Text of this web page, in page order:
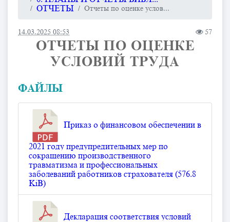
ОТЧЕТЫ
Отчеты по оценке услов...
14.03.2025 08:53 57
ОТЧЕТЫ ПО ОЦЕНКЕ
УСЛОВИЙ ТРУДА
ФАЙЛЫ
Приказ о финансовом обеспечении в
2021 году предупредительных мер по
сокращению производственного
травматизма и профессиональных
заболеваний работников страхователя (576.8
KiB)
Декларация соответствия условий